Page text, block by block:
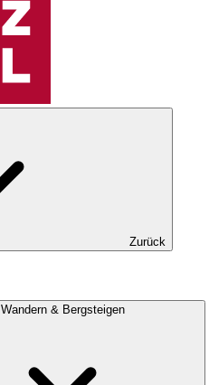
Zurück
Wandern & Bergsteigen